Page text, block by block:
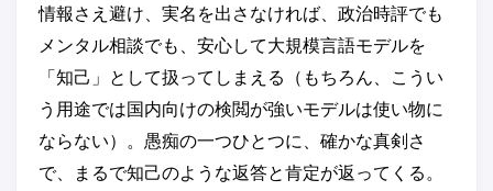
情報さえ避け、実名を出さなければ、政治時評でも
メンタル相談でも、安心して大規模言語モデルを
「知己」として扱ってしまえる（もちろん、こうい
う用途では国内向けの検閲が強いモデルは使い物に
ならない）。愚痴の一つひとつに、確かな真剣さ
で、まるで知己のような返答と肯定が返ってくる。